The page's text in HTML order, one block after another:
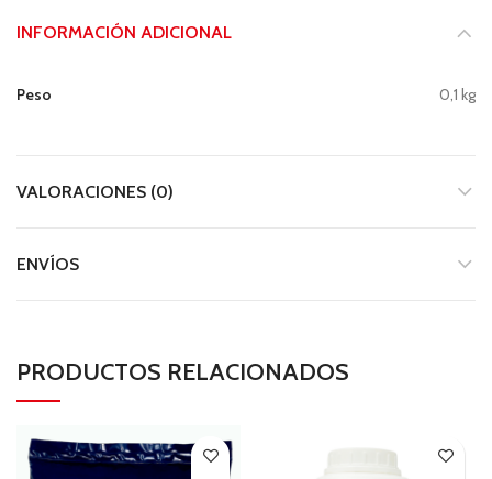
INFORMACIÓN ADICIONAL
Peso 0,1 kg
VALORACIONES (0)
ENVÍOS
PRODUCTOS RELACIONADOS